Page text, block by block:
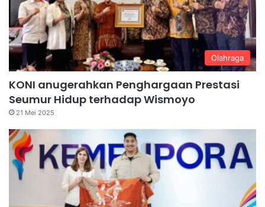
Olahraga
KONI anugerahkan Penghargaan Prestasi
Seumur Hidup terhadap Wismoyo
21 Mei 2025